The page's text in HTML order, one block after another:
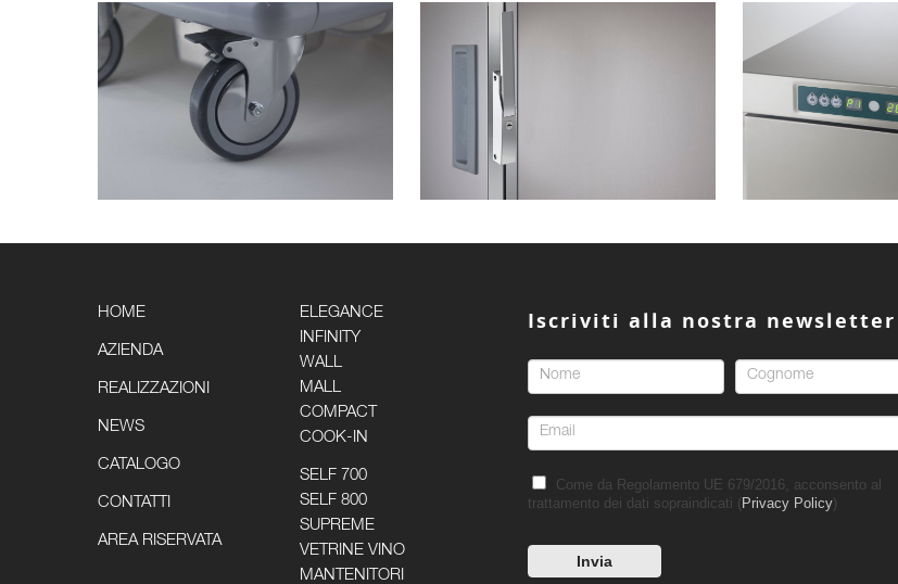
HOME
AZIENDA
REALIZZAZIONI
NEWS
CATALOGO
CONTATTI
AREA RISERVATA
ELEGANCE
INFINITY
WALL
MALL
COMPACT
COOK-IN
SELF 700
SELF 800
SUPREME
VETRINE VINO
MANTENITORI
Iscriviti alla nostra newsletter
trattamento dei dati sopraindicati (Privacy Policy)